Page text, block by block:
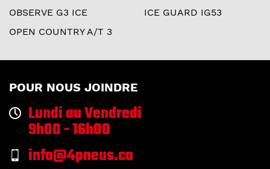
OBSERVE G3 ICE
OPEN COUNTRY A/T 3
ICE GUARD IG53
POUR NOUS JOINDRE
Lundi au Vendredi
9h00 - 16h00
info@4pneus.ca